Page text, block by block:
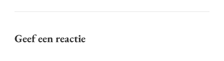
Geef een reactie